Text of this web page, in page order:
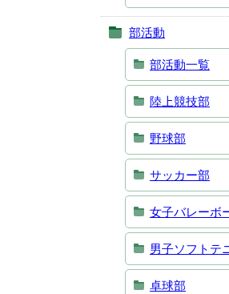
部活動
部活動一覧
陸上競技部
野球部
サッカー部
女子バレーボ
男子ソフトテ
卓球部